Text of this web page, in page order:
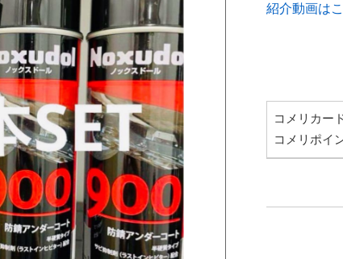
紹介動画は
コメリカー
コメリポイ